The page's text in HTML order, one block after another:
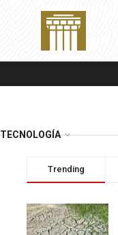
TECNOLOGÍA
Trending